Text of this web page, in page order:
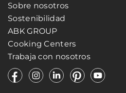
Sobre nosotros
Sostenibilidad
ABK GROUP
Cooking Centers
Trabaja con nosotros